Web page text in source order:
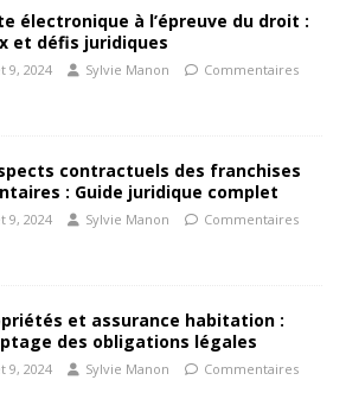
électronique à l’épreuve du droit :
et défis juridiques
9, 2024 Sylvie Manon
Commentaires
contractuels des franchises
: Guide juridique complet
9, 2024 Sylvie Manon
Commentaires
et assurance habitation :
des obligations légales
9, 2024 Sylvie Manon
Commentaires